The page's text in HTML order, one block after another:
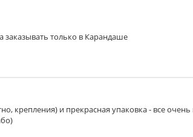
заказывать только в Карандаше
крепления) и прекрасная упаковка - все